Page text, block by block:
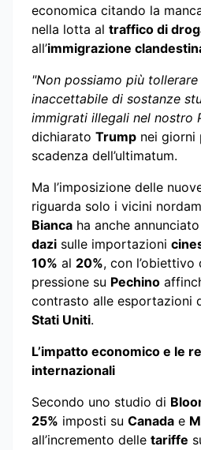
economica citando la
nella lotta al traffico di
all’immigrazione
"Non possiamo più
inaccettabile di sostanze
immigrati illegali nel nostro
dichiarato Trump nei giorni
scadenza dell’ultimatum.
Ma l’imposizione delle
riguarda solo i vicini
Bianca ha anche
dazi sulle importazioni
10% al 20%, con l’obiettivo
pressione su Pechino
contrasto alle esportazioni
Stati Uniti.
L’impatto economico e le
internazionali
Secondo uno studio di
25% imposti su Canada e
all’incremento delle tariffe